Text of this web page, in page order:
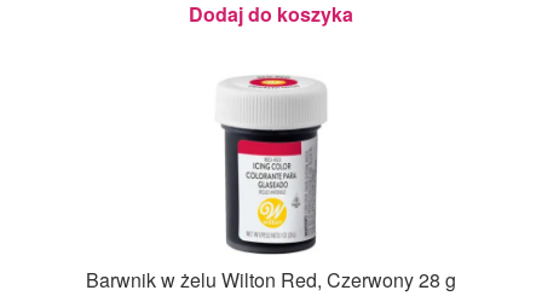
Dodaj do koszyka
Barwnik w żelu Wilton Red, Czerwony 28 g